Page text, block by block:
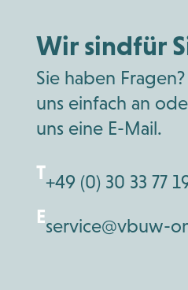
Wir sindfür
Sie haben
uns einfach an
uns eine E-Mail.
T+49 (0) 30 33 77
Eservice@vbuw-